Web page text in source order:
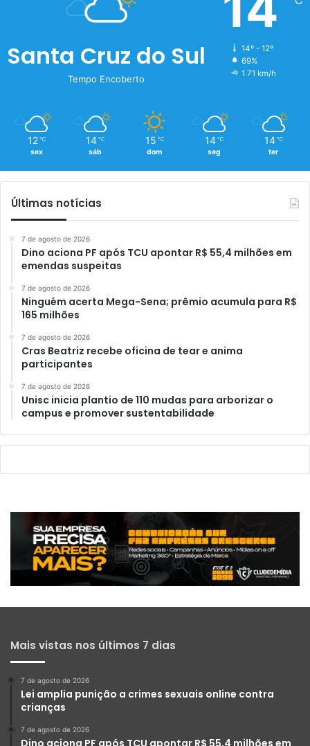
Santa Cruz do Sul
Tempo Encoberto
14º - 12º
69%
1.71 km/h
12 ℃
sex
14 ℃
sáb
15 ℃
dom
14 ℃
seg
14 ℃
ter
Últimas notícias
7 de agosto de 2026
Dino aciona PF após TCU apontar R$ 55,4 milhões em
emendas suspeitas
7 de agosto de 2026
Ninguém acerta Mega-Sena; prêmio acumula para R$
165 milhões
7 de agosto de 2026
Cras Beatriz recebe oficina de tear e anima
participantes
7 de agosto de 2026
Unisc inicia plantio de 110 mudas para arborizar o
campus e promover sustentabilidade
Mais vistas nos últimos 7 dias
7 de agosto de 2026
Lei amplia punição a crimes sexuais online contra
crianças
7 de agosto de 2026